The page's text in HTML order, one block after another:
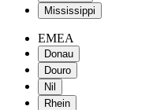
Mississippi
EMEA
Donau
Douro
Nil
Rhein